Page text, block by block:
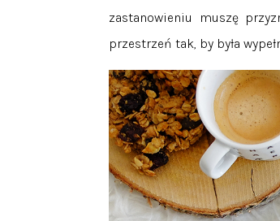
zastanowieniu muszę
przestrzeń tak, by była